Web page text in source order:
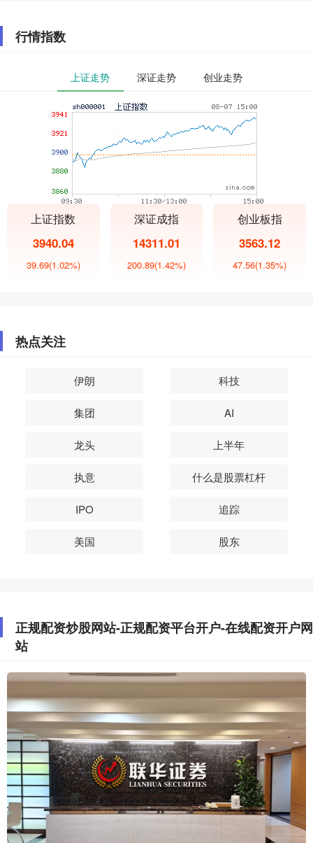
行情指数
上证走势 深证走势 创业走势
上证指数
3940.04
39.69(1.02%)
深证成指
14311.01
200.89(1.42%)
创业板指
3563.12
47.56(1.35%)
热点关注
伊朗 科技
集团 AI
龙头 上半年
执意 什么是股票杠杆
IPO 追踪
美国 股东
正规配资炒股网站-正规配资平台开户-在线配资开户网
站